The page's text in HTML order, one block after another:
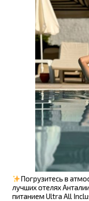
Погрузитесь в
лучших отелях
питанием Ultra All